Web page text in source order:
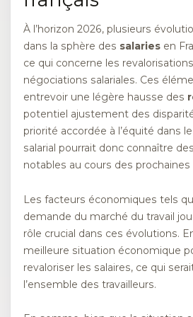
À l’horizon 2026, plusieurs
dans la sphère des salaries en
ce qui concerne les
négociations salariales. Ces
entrevoir une légère hausse des
potentiel ajustement des
priorité accordée à l’équité dans
salarial pourrait donc connaître
notables au cours des prochaines
Les facteurs économiques tels
demande du marché du travail
rôle crucial dans ces évolutions.
meilleure situation économique
revaloriser les salaires, ce qui
l’ensemble des travailleurs.